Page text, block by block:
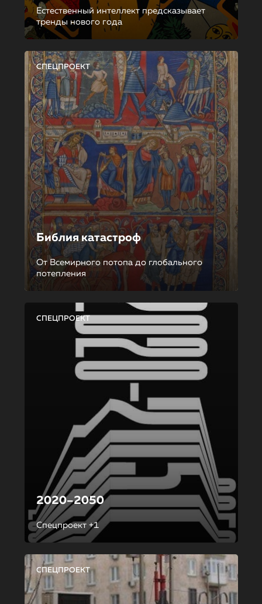
Естественный интеллект предсказывает
тренды нового года
СПЕЦПРОЕКТ
Библия катастроф
От Всемирного потопа до глобального
потепления
СПЕЦПРОЕКТ
2020–2050
Спецпроект +1
СПЕЦПРОЕКТ